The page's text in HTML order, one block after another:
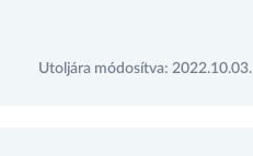
Utoljára módosítva: 2022.10.03.